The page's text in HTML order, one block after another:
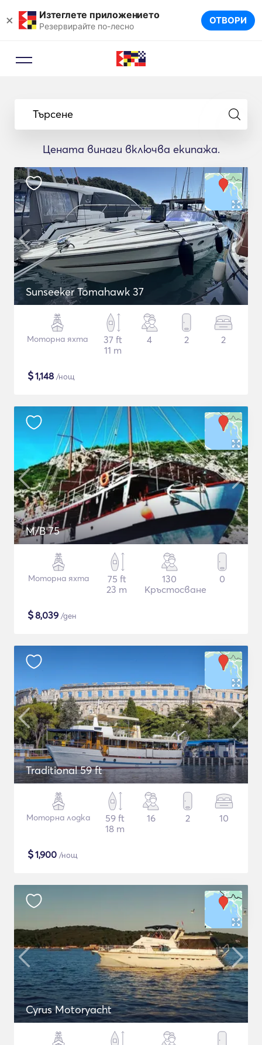
× Изтеглете приложението
Резервирайте по-лесно ОТВОРИ
Търсене
Цената винаги включва екипажа.
Sunseeker Tomahawk 37
Моторна яхта
37 ft
11 m
4 2 2
$1,148 /нощ
M/B 75
Моторна яхта
75 ft
23 m
130
Кръстосване
0
$8,039 /ден
Traditional 59 ft
Моторна лодка
59 ft
18 m
16 2 10
$1,900 /нощ
Cyrus Motoryacht